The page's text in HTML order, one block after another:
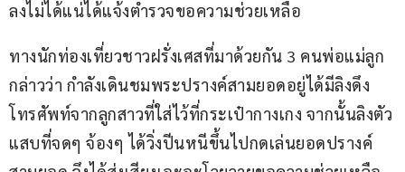
ลงไม่ได้แน่ได้แจ้งตำรวจขอความช่วยเหลือ
ทางนักท่องเที่ยวชาวฝรั่งเศสที่มาด้วยกัน 3 คนพ่อแม่ลูก
กล่าวว่า กำลังเดินชมพระปรางค์สามยอดอยู่ได้มีลิงดึง
โทรศัพท์จากลูกสาวที่ใส่ไว้ที่กระเป๋ากางเกง จากนั้นลิงตัว
แสบที่จดๆ จ้องๆ ได้วิ่งปีนหนีขึ้นไปกดเล่นยอดปรางค์